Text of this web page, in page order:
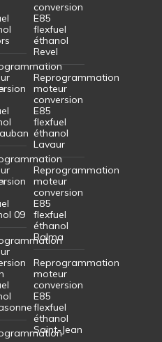
09
conversion
E85
flexfuel
éthanol
Revel
Reprogrammation
moteur
conversion
E85
flexfuel
éthanol
Lavaur
Reprogrammation
moteur
conversion
E85
flexfuel
éthanol
Balma
Reprogrammation
moteur
conversion
E85
flexfuel
éthanol
Saint-Jean